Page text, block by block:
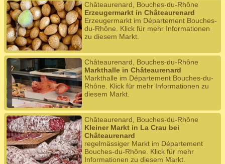
Châteaurenard, Bouches-du-Rhône
Erzeugermarkt in Châteaurenard
Erzeugermarkt im Département Bouches-
du-Rhône. Klick für mehr Informationen
zu diesem Markt.
Châteaurenard, Bouches-du-Rhône
Markthalle in Châteaurenard
Markthalle im Département Bouches-du-
Rhône. Klick für mehr Informationen zu
diesem Markt.
Châteaurenard, Bouches-du-Rhône
Kleiner Markt in La Crau bei
Châteaurenard
regelmässiger Markt im Département
Bouches-du-Rhône. Klick für mehr
Informationen zu diesem Markt.